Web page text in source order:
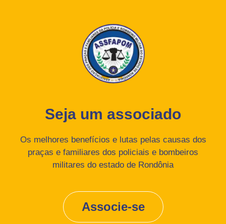
Seja um associado
Os melhores benefícios e lutas pelas causas dos
praças e familiares dos policiais e bombeiros
militares do estado de Rondônia
Associe-se